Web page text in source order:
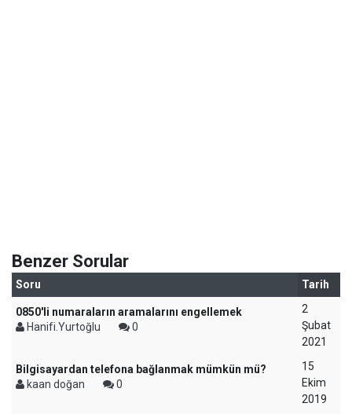
Benzer Sorular
Soru Tarih
0850'li numaraların aramalarını engellemek
Hanifi.Yurtoğlu
0
2
Şubat
2021
Bilgisayardan telefona bağlanmak mümkün mü?
kaan doğan
0
15
Ekim
2019